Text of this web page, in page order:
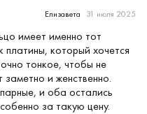
Елизавета 31 июля 2025
имеет именно тот
который хочется
тонкое, чтобы не
и женственно.
и оба остались
за такую цену.